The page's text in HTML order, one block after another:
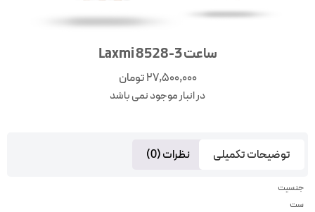
ساعت Laxmi 8528-3
27,500,000تومان
در انبار موجود نمی باشد
توضیحات تکمیلی نظرات (0)
جنسیت
ست